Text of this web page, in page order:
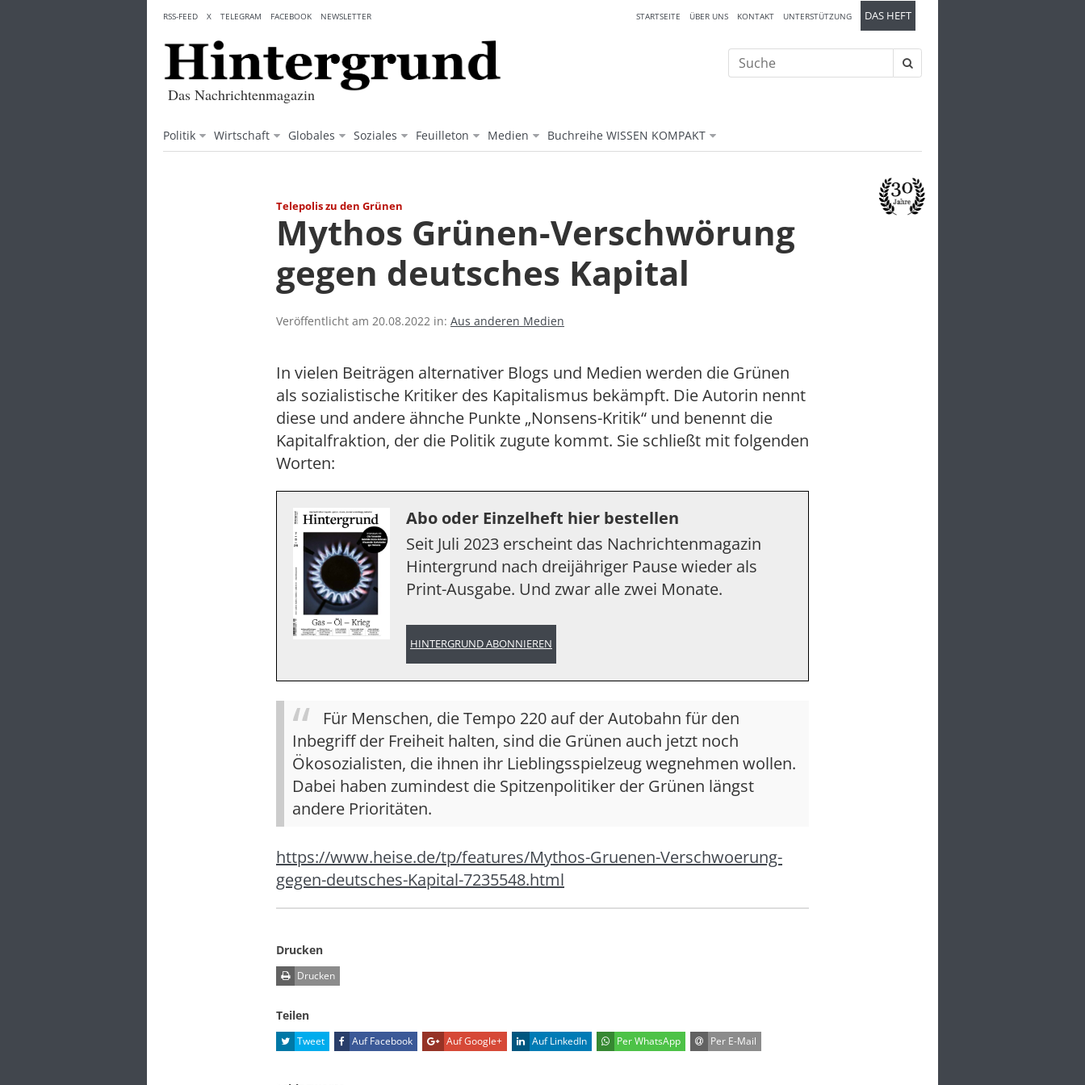
content
Das Nachrichtenmagazin
Politik Wirtschaft Globales Soziales Feuilleton Medien Buchreihe WISSEN KOMPAKT
STARTSEITE ÜBER UNS KONTAKT UNTERSTÜTZUNG DAS HEFT
RSS-FEED X TELEGRAM FACEBOOK NEWSLETTER
Suche
nach:
Telepolis zu den Grünen
Mythos Grünen-Verschwörung
gegen deutsches Kapital
Veröffentlicht am 20.08.2022 in: Aus anderen Medien
In vielen Beiträgen alternativer Blogs und Medien werden die Grünen
als sozialistische Kritiker des Kapitalismus bekämpft. Die Autorin nennt
diese und andere ähnche Punkte „Nonsens-Kritik“ und benennt die
Kapitalfraktion, der die Politik zugute kommt. Sie schließt mit folgenden
Worten:
Abo oder Einzelheft hier bestellen
Seit Juli 2023 erscheint das Nachrichtenmagazin
Hintergrund nach dreijähriger Pause wieder als
Print-Ausgabe. Und zwar alle zwei Monate.
HINTERGRUND ABONNIEREN
Für Menschen, die Tempo 220 auf der Autobahn für den
Inbegriff der Freiheit halten, sind die Grünen auch jetzt noch
Ökosozialisten, die ihnen ihr Lieblingsspielzeug wegnehmen wollen.
Dabei haben zumindest die Spitzenpolitiker der Grünen längst
andere Prioritäten.
https://www.heise.de/tp/features/Mythos-Gruenen-Verschwoerung-
gegen-deutsches-Kapital-7235548.html
Drucken
Drucken
Teilen
Tweet Auf Facebook Auf Google+ Auf LinkedIn Per WhatsApp Per E-Mail